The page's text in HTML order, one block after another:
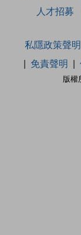
人才招募
版權
私隱政策聲明
免責聲明